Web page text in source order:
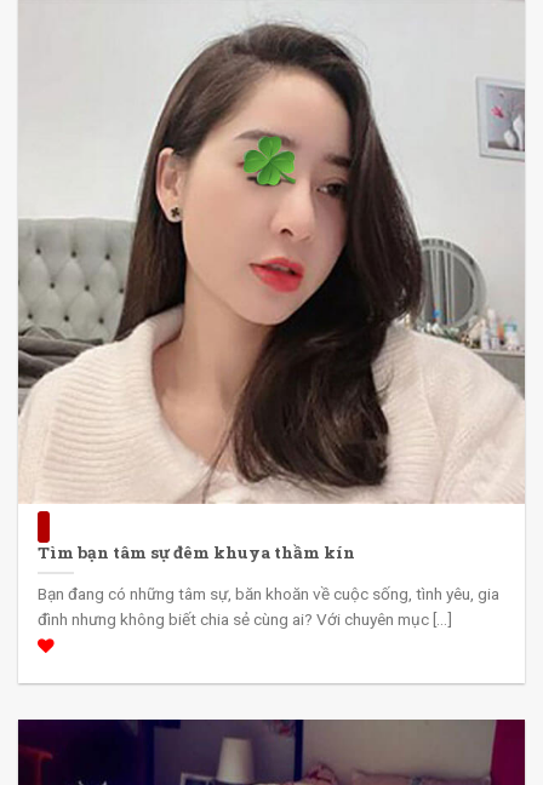
Tìm bạn tâm sự đêm khuya thầm kín
Bạn đang có những tâm sự, băn khoăn về cuộc sống, tình yêu, gia
đình nhưng không biết chia sẻ cùng ai? Với chuyên mục [...]